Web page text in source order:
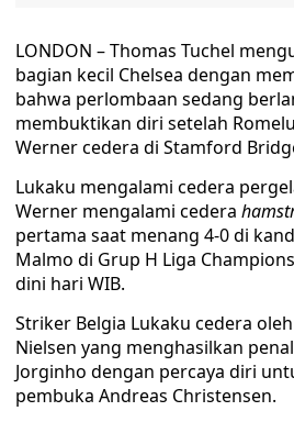
LONDON – Thomas Tuchel
bagian kecil Chelsea dengan
bahwa perlombaan sedang
membuktikan diri setelah
Werner cedera di Stamford
Lukaku mengalami cedera
Werner mengalami cedera
pertama saat menang 4-0 di
Malmo di Grup H Liga
dini hari WIB.
Striker Belgia Lukaku cedera
Nielsen yang menghasilkan
Jorginho dengan percaya diri
pembuka Andreas Christensen.